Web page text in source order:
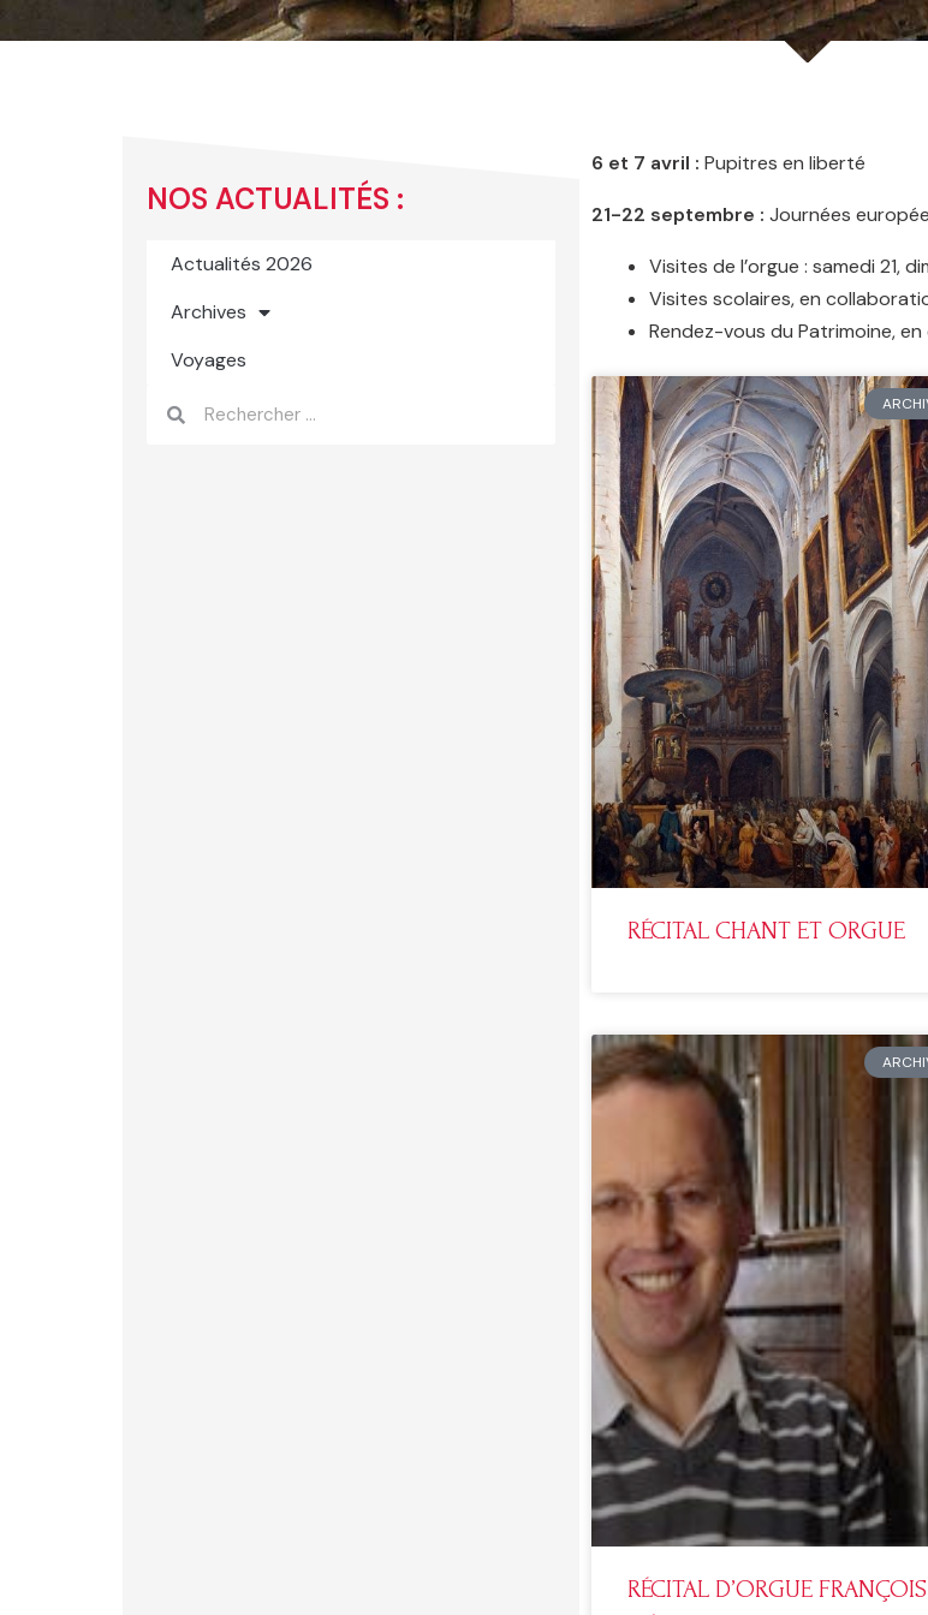
NOS ACTUALITÉS :
Actualités 2026
Archives
Voyages
6 et 7 avril : Pupitres en liberté
21-22 septembre : Journées
Visites de l’orgue : samedi 21,
Visites scolaires, en
Rendez-vous du Patrimoine,
RÉCITAL CHANT ET ORGUE
RÉCITAL D’ORGUE FRANÇOIS